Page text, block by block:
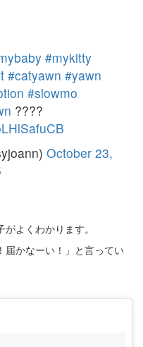
#mykitty
#catyawn #yawn
#slowmo
????
October 23,
よくわかります。
届かなーい！」と言ってい